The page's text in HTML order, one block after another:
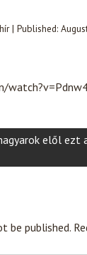
| Published:
elől
be published.